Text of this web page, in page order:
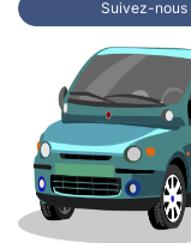
Suivez-nous